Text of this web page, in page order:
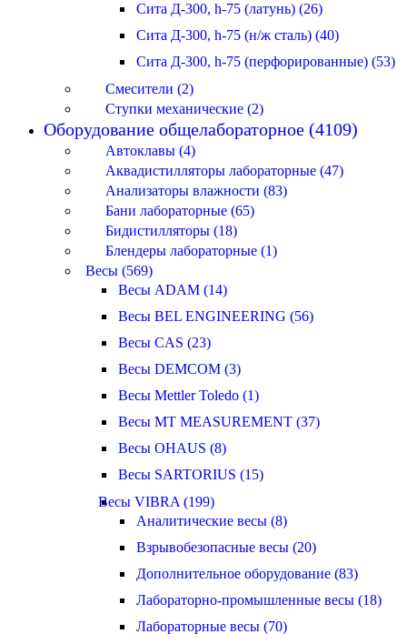
Сита Д-300, h-75 (латунь) (26)
Сита Д-300, h-75 (н/ж сталь) (40)
Сита Д-300, h-75 (перфорированные) (53)
Смесители (2)
Ступки механические (2)
Оборудование общелабораторное (4109)
Автоклавы (4)
Аквадистилляторы лабораторные (47)
Анализаторы влажности (83)
Бани лабораторные (65)
Бидистилляторы (18)
Блендеры лабораторные (1)
Весы (569)
Весы ADAM (14)
Весы BEL ENGINEERING (56)
Весы CAS (23)
Весы DEMCOM (3)
Весы Mettler Toledo (1)
Весы MT MEASUREMENT (37)
Весы OHAUS (8)
Весы SARTORIUS (15)
Весы VIBRA (199)
Аналитические весы (8)
Взрывобезопасные весы (20)
Дополнительное оборудование (83)
Лабораторно-промышленные весы (18)
Лабораторные весы (70)